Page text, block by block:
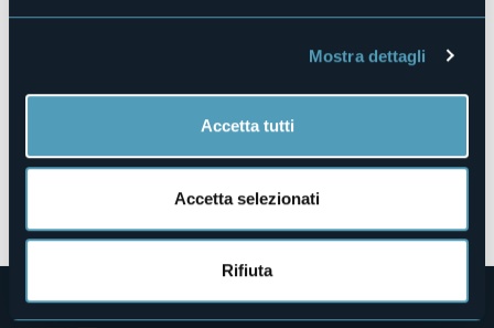
Mostra dettagli
Accetta tutti
Accetta selezionati
Rifiuta